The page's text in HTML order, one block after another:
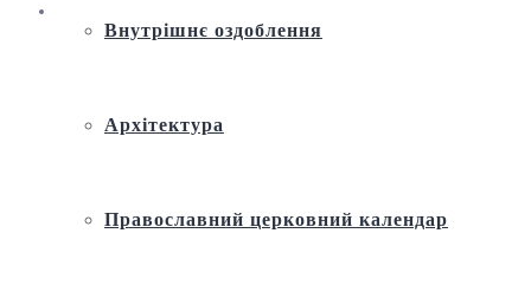
Внутрішнє оздоблення
Архітектура
Православний церковний календар